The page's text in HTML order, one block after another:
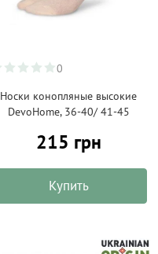
0
Носки конопляные высокие
DevoHome, 36-40/ 41-45
215 грн
Купить